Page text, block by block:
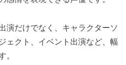
演だけでなく、キャラクターソ
ェクト、イベント出演など、幅
。